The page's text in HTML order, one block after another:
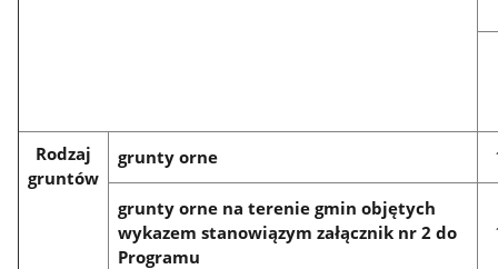
Rodzaj
gruntów
grunty orne
grunty orne na terenie gmin objętych
wykazem stanowiązym załącznik nr 2 do
Programu